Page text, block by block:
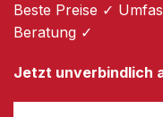
Beste Preise ✓
Beratung ✓
Jetzt unverbindlich